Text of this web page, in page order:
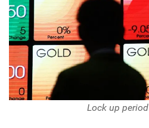
Lock up period